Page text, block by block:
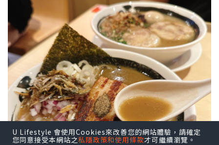
U Lifestyle 會使用Cookies來改善您的網站體驗，請確定
您同意接受本網站之私隱政策和使用條款才可繼續瀏覽。